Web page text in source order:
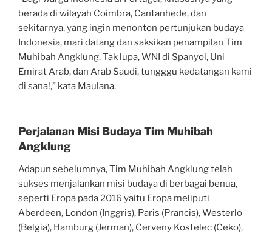
berada di wilayah Coimbra, Cantanhede, dan
sekitarnya, yang ingin menonton pertunjukan budaya
Indonesia, mari datang dan saksikan penampilan Tim
Muhibah Angklung. Tak lupa, WNI di Spanyol, Uni
Emirat Arab, dan Arab Saudi, tungggu kedatangan kami
di sana!,” kata Maulana.
Perjalanan Misi Budaya Tim Muhibah
Angklung
Adapun sebelumnya, Tim Muhibah Angklung telah
sukses menjalankan misi budaya di berbagai benua,
seperti Eropa pada 2016 yaitu Eropa meliputi
Aberdeen, London (Inggris), Paris (Prancis), Westerlo
(Belgia), Hamburg (Jerman), Cerveny Kostelec (Ceko),